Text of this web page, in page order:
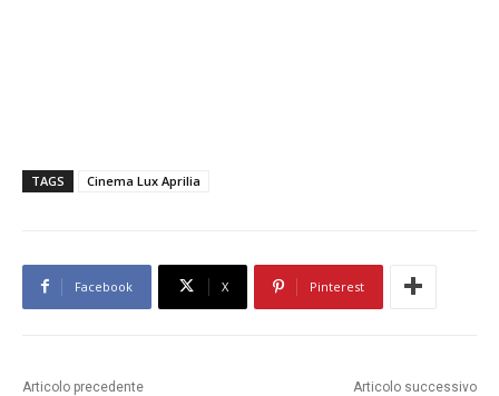
TAGS Cinema Lux Aprilia
Facebook X Pinterest
Articolo precedente Articolo successivo